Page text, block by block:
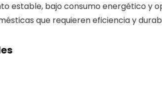
estable, bajo consumo energético y
que requieren eficiencia y